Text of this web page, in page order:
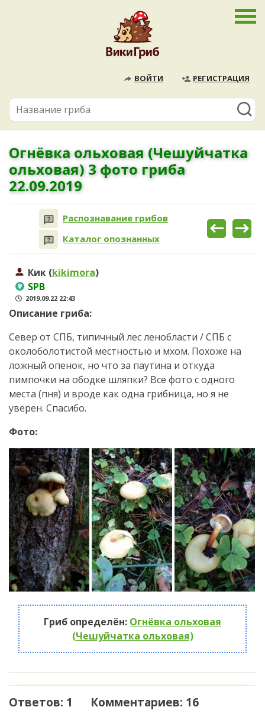
ВОЙТИ РЕГИСТРАЦИЯ
Огнёвка ольховая (Чешуйчатка
ольховая) 3 фото гриба
22.09.2019
Распознавание грибов
Каталог опознанных
Кик (kikimora)
SPB
2019.09.22 22:43
Описание гриба:
Север от СПБ, типичный лес ленобласти / СПБ с
околоболотистой местностью и мхом. Похоже на
ложный опенок, но что за паутина и откуда
пимпочки на ободке шляпки? Все фото с одного
места (пня) и вроде как одна грибница, но я не
уверен. Спасибо.
Фото:
Гриб определён: Огнёвка ольховая
(Чешуйчатка ольховая)
Ответов: 1 Комментариев: 16